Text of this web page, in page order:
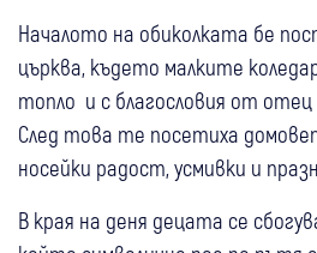
Началото на обиколката бе
църква, където малките
топло и с благословия от
След това те посетиха
носейки радост, усмивки и
В края на деня децата се